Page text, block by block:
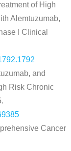
of High
Alemtuzumab,
I Clinical
and
Risk Chronic
Cancer